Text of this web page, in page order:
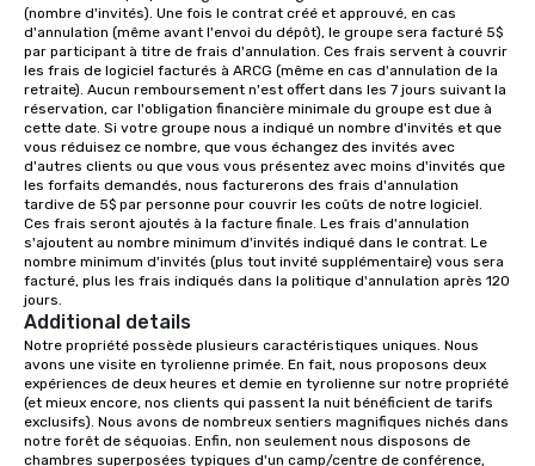
have cozy lodging options ranging
anywhere from cabins to cottages.
Wake up under the canopy in a
forested paradise at whatever level
of creature comfort your team
prefers. Call or email us today to plan
your retreat!
(nombre d'invités). Une fois le contrat créé et approuvé, en cas
d'annulation (même avant l'envoi du dépôt), le groupe sera facturé 5$
par participant à titre de frais d'annulation. Ces frais servent à couvrir
les frais de logiciel facturés à ARCG (même en cas d'annulation de la
retraite). Aucun remboursement n'est offert dans les 7 jours suivant la
réservation, car l'obligation financière minimale du groupe est due à
cette date. Si votre groupe nous a indiqué un nombre d'invités et que
vous réduisez ce nombre, que vous échangez des invités avec
d'autres clients ou que vous vous présentez avec moins d'invités que
les forfaits demandés, nous facturerons des frais d'annulation
tardive de 5$ par personne pour couvrir les coûts de notre logiciel.
Ces frais seront ajoutés à la facture finale. Les frais d'annulation
s'ajoutent au nombre minimum d'invités indiqué dans le contrat. Le
nombre minimum d'invités (plus tout invité supplémentaire) vous sera
facturé, plus les frais indiqués dans la politique d'annulation après 120
jours.
Additional details
Notre propriété possède plusieurs caractéristiques uniques. Nous
avons une visite en tyrolienne primée. En fait, nous proposons deux
expériences de deux heures et demie en tyrolienne sur notre propriété
(et mieux encore, nos clients qui passent la nuit bénéficient de tarifs
exclusifs). Nous avons de nombreux sentiers magnifiques nichés dans
notre forêt de séquoias. Enfin, non seulement nous disposons de
chambres superposées typiques d'un camp/centre de conférence,